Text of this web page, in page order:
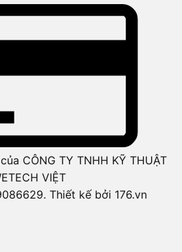
CÔNG TY TNHH KỸ THUẬT
VIỆT
Thiết kế bởi 176.vn